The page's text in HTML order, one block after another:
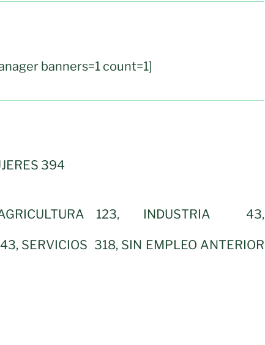
banners=1 count=1]
394
123, INDUSTRIA 43,
SERVICIOS 318, SIN EMPLEO ANTERIOR